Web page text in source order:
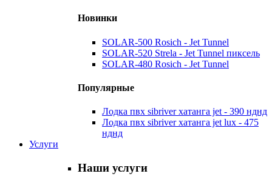
Новинки
SOLAR-500 Rosich - Jet Tunnel
SOLAR-520 Strela - Jet Tunnel пиксель
SOLAR-480 Rosich - Jet Tunnel
Популярные
Лодка пвх sibriver хатанга jet - 390 нднд
Лодка пвх sibriver хатанга jet lux - 475
нднд
Услуги
Наши услуги